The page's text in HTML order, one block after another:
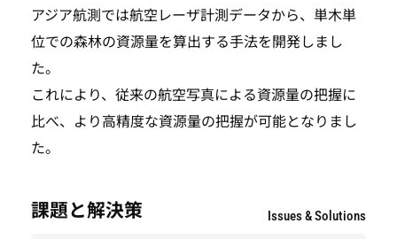
アジア航測では航空レーザ計測データから、単木単
位での森林の資源量を算出する手法を開発しまし
た。
これにより、従来の航空写真による資源量の把握に
比べ、より高精度な資源量の把握が可能となりまし
た。
課題と解決策 Issues & Solutions